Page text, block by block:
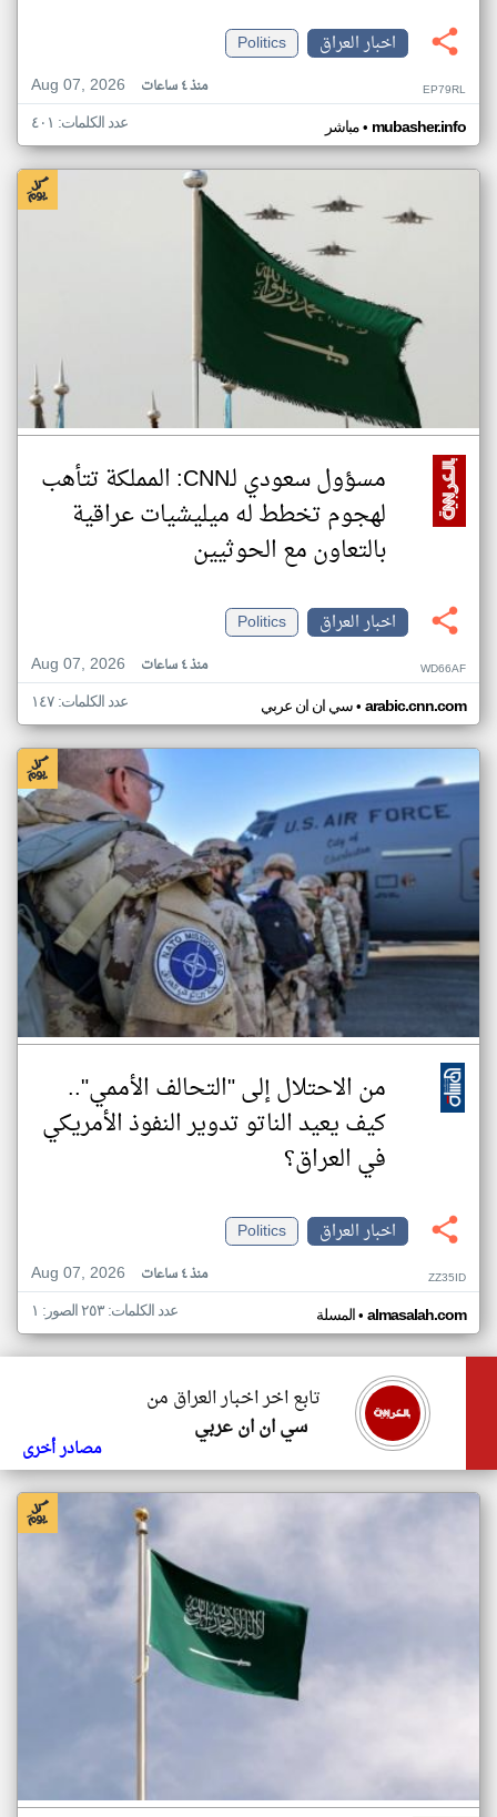
اخبار العراق
Politics
Aug 07, 2026
منذ ٤ ساعات EP79RL
مباشر• mubasher.info عدد الكلمات: ٤٠١
مسؤول سعودي لـCNN: المملكة تتأهب
لهجوم تخطط له ميليشيات عراقية
بالتعاون مع الحوثيين
اخبار العراق
Politics
Aug 07, 2026
منذ ٤ ساعات WD66AF
سي ان ان عربي• arabic.cnn.com عدد الكلمات: ١٤٧
من الاحتلال إلى "التحالف الأممي"..
كيف يعيد الناتو تدوير النفوذ الأمريكي
في العراق؟
اخبار العراق
Politics
Aug 07, 2026
منذ ٤ ساعات ZZ35ID
المسلة• almasalah.com عدد الكلمات: ٢٥٣ الصور: ١
تابع اخر اخبار العراق من
سي ان ان عربي
مصادر أخرى